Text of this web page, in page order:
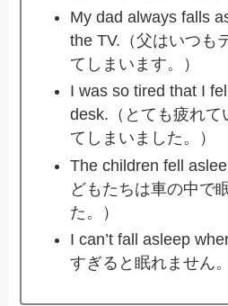
My dad always falls
the TV.（父はいつも
てしまいます。）
I was so tired that I
desk.（とても疲れて
てしまいました。）
The children fell
どもたちは車の中で
た。）
I can’t fall asleep
すぎると眠れません。